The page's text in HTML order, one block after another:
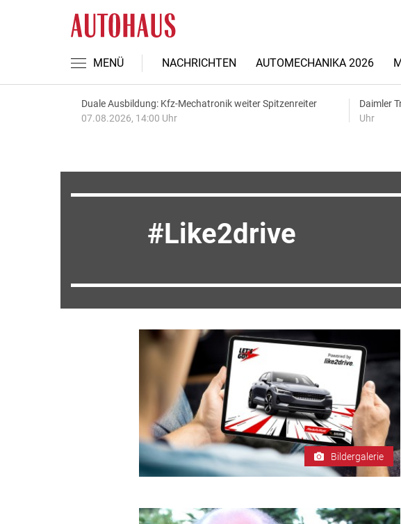
MENÜ NACHRICHTEN AUTOMECHANIKA 2026
Duale Ausbildung: Kfz-Mechatronik weiter Spitzenreiter
07.08.2026, 14:00 Uhr
Daimler
Uhr
Like2drive
Bildergalerie